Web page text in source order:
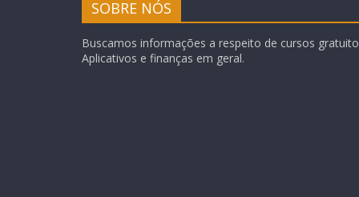
SOBRE NÓS
Buscamos informações a respeito de cursos
Aplicativos e finanças em geral.